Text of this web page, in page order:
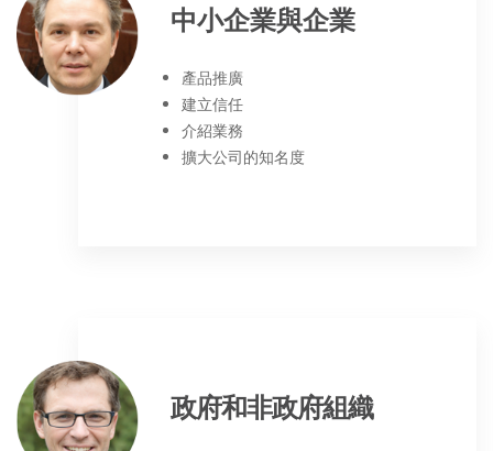
中小企業與企業
產品推廣
建立信任
介紹業務
擴大公司的知名度
政府和非政府組織